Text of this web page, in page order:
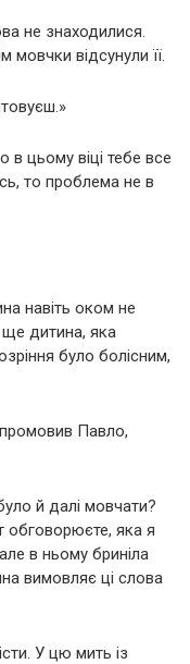
не знаходилися.
мовчки відсунули її.
в цьому віці тебе все
то проблема не в
навіть оком не
ще дитина, яка
було болісним,
Павло,
й далі мовчати?
обговорюєте, яка я
в ньому бриніла
вимовляє ці слова
У цю мить із